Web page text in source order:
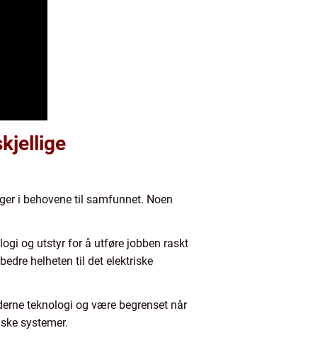
i behovene til samfunnet. Noen
og utstyr for å utføre jobben raskt
helheten til det elektriske
teknologi og være begrenset når
systemer.